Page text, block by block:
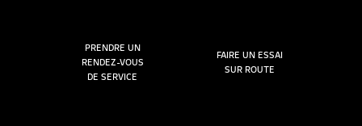
PRENDRE UN
RENDEZ-VOUS
DE SERVICE
FAIRE UN ESSAI
SUR ROUTE